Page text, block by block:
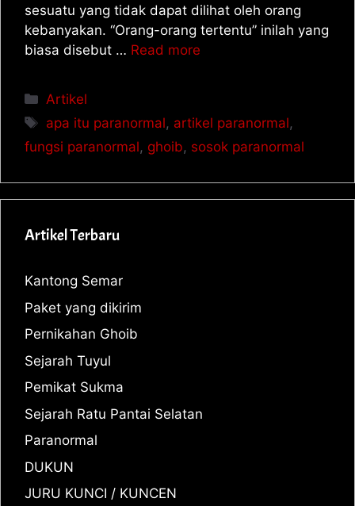
sesuatu yang tidak dapat dilihat oleh orang
kebanyakan. “Orang-orang tertentu” inilah yang
biasa disebut … Read more
Artikel
apa itu paranormal, artikel paranormal,
fungsi paranormal, ghoib, sosok paranormal
Artikel Terbaru
Kantong Semar
Paket yang dikirim
Pernikahan Ghoib
Sejarah Tuyul
Pemikat Sukma
Sejarah Ratu Pantai Selatan
Paranormal
DUKUN
JURU KUNCI / KUNCEN